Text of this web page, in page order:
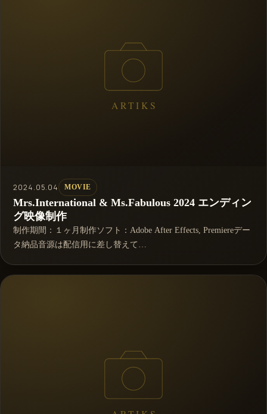
2024.05.04 MOVIE
Mrs.International & Ms.Fabulous 2024 エンディン
グ映像制作
制作期間：１ヶ月制作ソフト：Adobe After Effects, Premiereデー
タ納品音源は配信用に差し替えて…